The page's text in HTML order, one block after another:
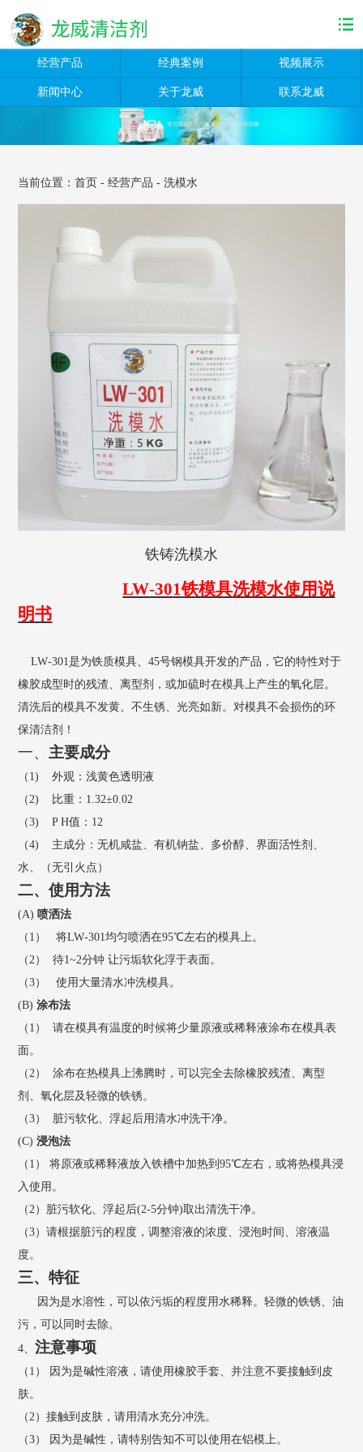
经营产品 经典案例 视频展示
新闻中心 关于龙威 联系龙威
当前位置：首页 -经营产品 -洗模水
铁铸洗模水
LW-301铁模具洗模水使用说
明书
LW-301是为铁质模具、45号钢模具开发的产品，它的特性对于
橡胶成型时的残渣、离型剂，或加硫时在模具上产生的氧化层。
清洗后的模具不发黄、不生锈、光亮如新。对模具不会损伤的环
保清洁剂！
一、主要成分
（ 1)外观：浅黄色透明液
（2) 比重： 1.32±0.02
（3) P H值 ： 12
（4) 主成分：无机咸盐、有机钠盐、多价醇、界面活性剂、
水、
（无引火点 ）
二、使用方法
(A) 喷洒法
（ 1 ） 将LW-301均匀喷洒在95℃左右的模具上。
（2） 待1~2分钟让污垢软化浮于表面。
（3） 使用大量清水冲洗模具。
(B) 涂布法
（ 1 ）
请在模具有温度的时候将少量原液或稀释液涂布在模具表
面。
（2）
涂布在热模具上沸腾时，可以完全去除橡胶残渣、离型
剂、氧化层及轻微的铁锈。
（3） 脏污软化、浮起后用清水冲洗干净。
(C) 浸泡法
（ 1 ） 将原液或稀释液放入铁槽中加热到95℃左右，或将热模具浸
入使用。
（2）脏污软化、浮起后(2-5分钟)取出清洗干净。
（3）请根据脏污的程度，调整溶液的浓度、浸泡时间、溶液温
度。
三、特征
因为是水溶性，可以依污垢的程度用水稀释。轻微的铁锈、油
污，可以同时去除。
4、 注意事项
（ 1 ）
因为是碱性溶液，请使用橡胶手套、并注意不要接触到皮
肤。
（2）接触到皮肤，请用清水充分冲洗。
（3） 因为是碱性，请特别告知不可以使用在铝模上。